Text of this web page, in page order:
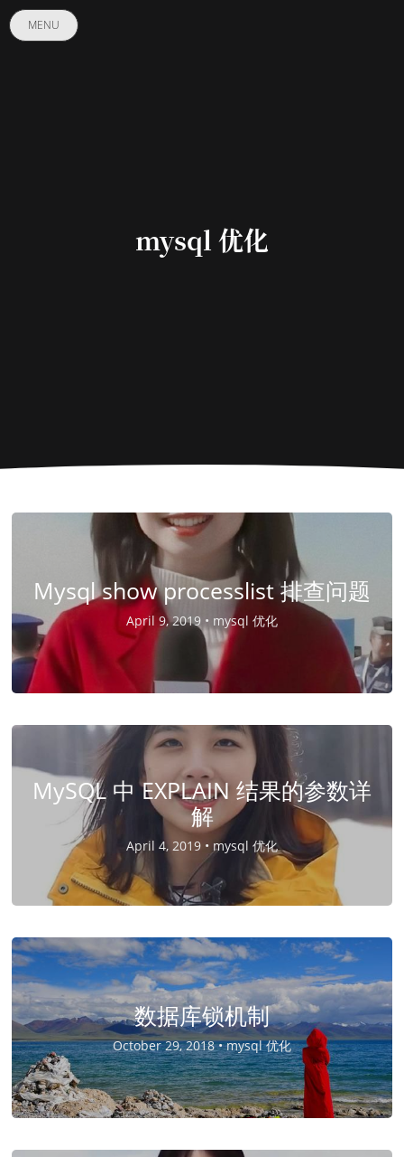
MENU
mysql 优化
Mysql show processlist 排查问题
April 9, 2019 • mysql 优化
MySQL 中 EXPLAIN 结果的参数详
解
April 4, 2019 • mysql 优化
数据库锁机制
October 29, 2018 •mysql 优化